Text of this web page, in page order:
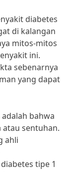
diabetes
di kalangan
mitos-mitos
ini.
sebenarnya
yang dapat
bahwa
sentuhan.
ahli
tipe 1